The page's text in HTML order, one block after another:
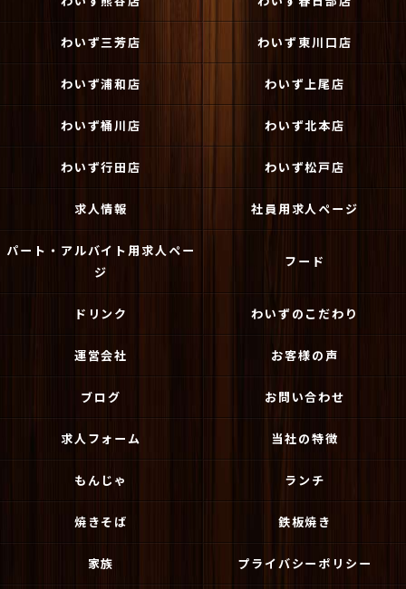
わいず三芳店 わいず東川口店
わいず浦和店 わいず上尾店
わいず桶川店 わいず北本店
わいず行田店 わいず松戸店
求人情報 社員用求人ページ
パート・アルバイト用求人ペー
ジ
フード
ドリンク わいずのこだわり
運営会社 お客様の声
ブログ お問い合わせ
求人フォーム 当社の特徴
もんじゃ ランチ
焼きそば 鉄板焼き
家族 プライバシーポリシー